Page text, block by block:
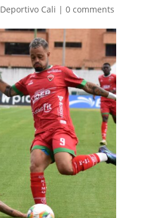
Deportivo Cali | 0 comments